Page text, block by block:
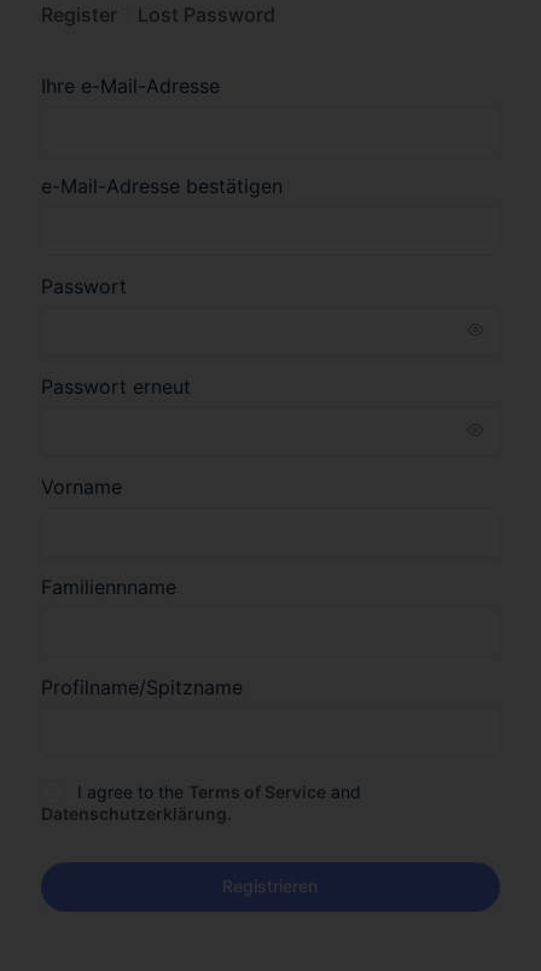
Register Lost Password
Ihre e-Mail-Adresse
e-Mail-Adresse bestätigen
Passwort
Passwort erneut
Vorname
Familiennname
Profilname/Spitzname
I agree to the Terms of Service and
Datenschutzerklärung